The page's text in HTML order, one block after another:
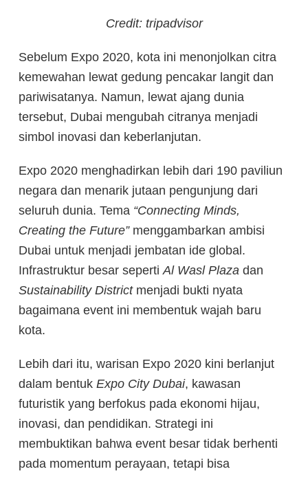
Credit: tripadvisor
Sebelum Expo 2020, kota ini menonjolkan citra
kemewahan lewat gedung pencakar langit dan
pariwisatanya. Namun, lewat ajang dunia
tersebut, Dubai mengubah citranya menjadi
simbol inovasi dan keberlanjutan.
Expo 2020 menghadirkan lebih dari 190 paviliun
negara dan menarik jutaan pengunjung dari
seluruh dunia. Tema “Connecting Minds,
Creating the Future”menggambarkan ambisi
Dubai untuk menjadi jembatan ide global.
Infrastruktur besar seperti Al Wasl Plaza dan
Sustainability Districtmenjadi bukti nyata
bagaimana event ini membentuk wajah baru
kota.
Lebih dari itu, warisan Expo 2020 kini berlanjut
dalam bentuk Expo City Dubai, kawasan
futuristik yang berfokus pada ekonomi hijau,
inovasi, dan pendidikan. Strategi ini
membuktikan bahwa event besar tidak berhenti
pada momentum perayaan, tetapi bisa